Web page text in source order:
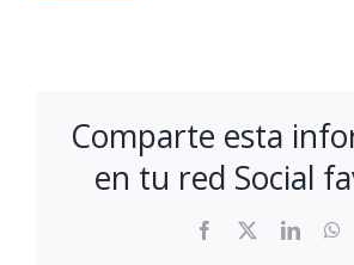
Comparte esta
en tu red Social
Facebook